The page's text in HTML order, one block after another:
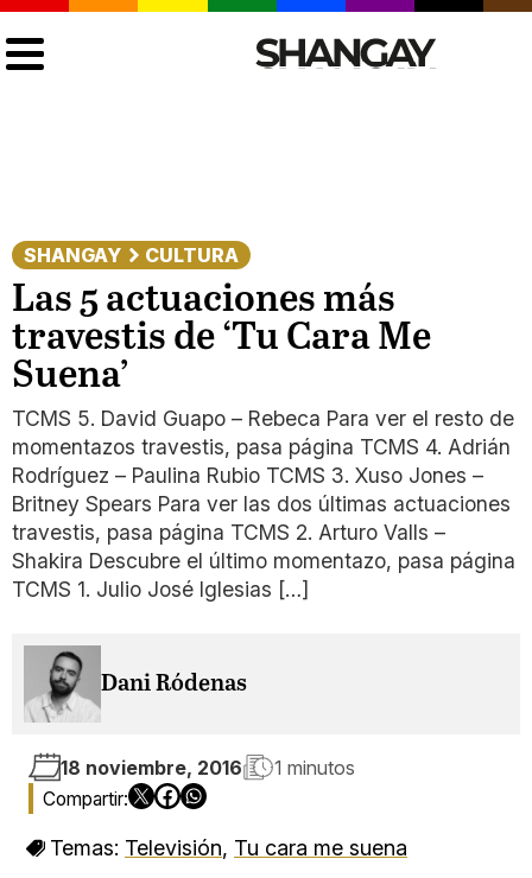
SHANGAY CULTURA
Las 5 actuaciones más
travestis de ‘Tu Cara Me
Suena’
TCMS 5. David Guapo – Rebeca Para ver el resto de
momentazos travestis, pasa página TCMS 4. Adrián
Rodríguez – Paulina Rubio TCMS 3. Xuso Jones –
Britney Spears Para ver las dos últimas actuaciones
travestis, pasa página TCMS 2. Arturo Valls –
Shakira Descubre el último momentazo, pasa página
TCMS 1. Julio José Iglesias […]
Dani Ródenas
18 noviembre, 2016 1 minutos
Temas: Televisión, Tu cara me suena